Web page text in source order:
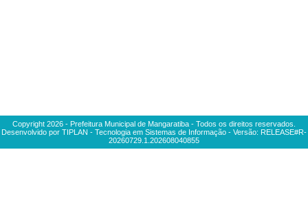
Copyright 2026 - Prefeitura Municipal de Mangaratiba - Todos os direitos reservados.
Desenvolvido por TIPLAN - Tecnologia em Sistemas de Informação - Versão: RELEASE#R-
20260729.1.202608040855